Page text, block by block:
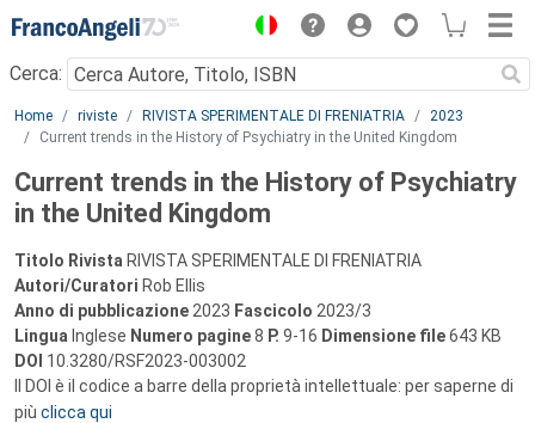
Menu
Cerca:
Main content
Home riviste RIVISTA SPERIMENTALE DI FRENIATRIA
2023
Current trends in the History of Psychiatry in the United Kingdom
Current trends in the History of Psychiatry
in the United Kingdom
Titolo Rivista RIVISTA SPERIMENTALE DI FRENIATRIA
Autori/Curatori Rob Ellis
Anno di pubblicazione 2023 Fascicolo 2023/3
Lingua Inglese Numero pagine8 P. 9-16 Dimensione file643 KB
DOI 10.3280/RSF2023-003002
Il DOI è il codice a barre della proprietà intellettuale: per saperne di
più clicca qui